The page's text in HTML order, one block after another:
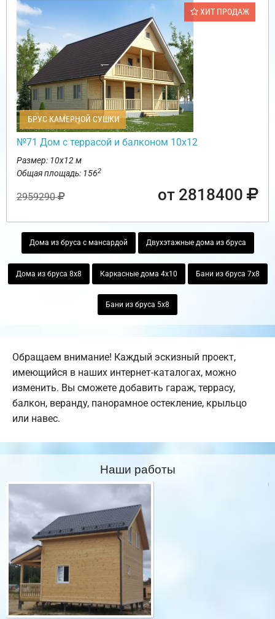
ХИТ ПРОДАЖ
БРУС КАМЕРНОЙ СУШКИ
№71 Дом с террасой и балконом 10х12
Размер: 10х12 м
Общая площадь: 1562
2959290 от 2818400
Дома из бруса с мансардой Двухэтажные дома из бруса
Дома из бруса 8х8 Каркасные дома 4х10 Бани из бруса 7х8
Бани из бруса 5х8
Обращаем внимание! Каждый эскизный проект,
имеющийся в наших интернет-каталогах, можно
изменить. Вы сможете добавить гараж, террасу,
балкон, веранду, панорамное остекление, крыльцо
или навес.
Наши работы